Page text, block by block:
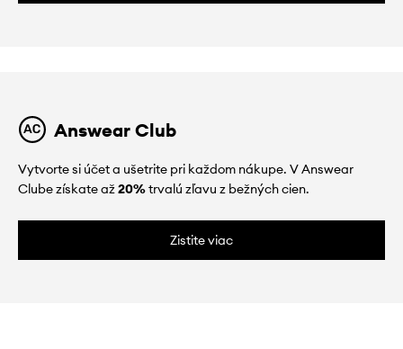
Answear Club
Vytvorte si účet a ušetrite pri každom nákupe. V Answear
Clube získate až20%trvalú zľavu z bežných cien.
Zistite viac